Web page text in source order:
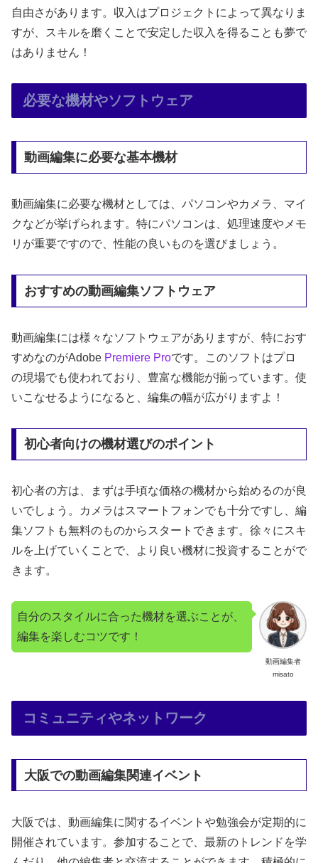
自由さがあります。収入はプロジェクトによって異なりま
すが、スキルを磨くことで安定した収入を得ることも夢で
はありません！
必要な機材やソフトウェア
動画編集に必要な基本機材
動画編集に必要な機材としては、パソコンやカメラ、マイ
クなどが挙げられます。特にパソコンは、処理速度やメモ
リが重要ですので、性能の良いものを選びましょう。
おすすめの動画編集ソフトウェア
動画編集には様々なソフトウェアがありますが、特におす
すめなのがAdobe Premiere Proです。このソフトはプロ
の現場でも使われており、豊富な機能が揃っています。使
いこなせるようになると、編集の幅が広がりますよ！
初心者向けの機材選びのポイント
初心者の方は、まずは手頃な価格の機材から始めるのが良
いでしょう。カメラはスマートフォンでも十分ですし、編
集ソフトも無料のものからスタートできます。徐々にスキ
ルを上げていくことで、より良い機材に投資することがで
きます。
動画編集者
misato
自分のスタイルに合った機材を選ぶことが、
編集を楽しむコツです！
コミュニティやネットワーク
大阪での動画編集関連イベント
大阪では、動画編集に関するイベントや勉強会が定期的に
開催されています。参加することで、最新のトレンドを学